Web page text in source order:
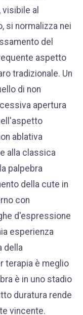
al
si normalizza nei
del
aspetto
Un
di non
apertura
ablativa
alla classica
palpebra
della cute in
con
d'espressione
della
terapia è meglio
è in uno stadio
duratura rende